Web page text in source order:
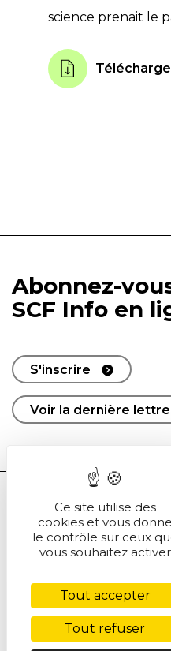
science prenait le
Abonnez-
SCF Info en
S'inscrire
Voir la dernière lettre
Cookies
Ce site utilise des
cookies et vous donne
le contrôle sur ceux
vous souhaitez activer
Tout accepter
Tout refuser